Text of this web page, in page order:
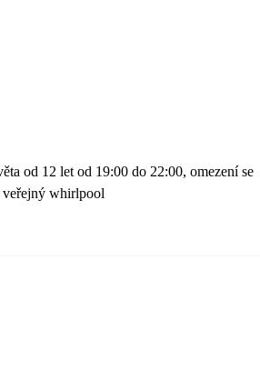
od 12 let od 19:00 do 22:00, omezení se
veřejný whirlpool